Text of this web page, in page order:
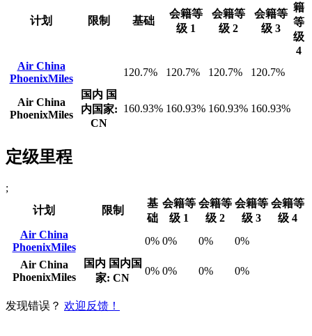
计划 限制 基础
会籍等
级 1
会籍等
级 2
会籍等
级 3
籍
等
级
4
Air China
PhoenixMiles
120.7% 120.7% 120.7% 120.7%
Air China
PhoenixMiles
国内 国
内国家:
CN
160.93% 160.93% 160.93% 160.93%
定级里程
;
计划
限制
基
础
会籍等
级 1
会籍等
级 2
会籍等
级 3
会籍等
级 4
Air China
PhoenixMiles
0% 0% 0%
0%
Air China
PhoenixMiles
国内 国内国
家: CN
0% 0% 0% 0%
发现错误？ 欢迎反馈！